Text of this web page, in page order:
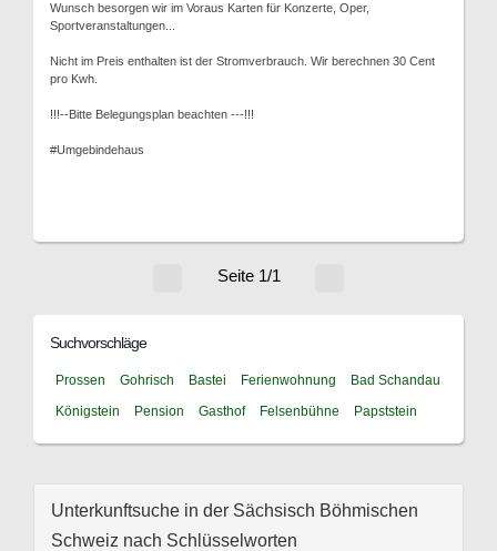
Wunsch besorgen wir im Voraus Karten für Konzerte, Oper,
Sportveranstaltungen...
Nicht im Preis enthalten ist der Stromverbrauch. Wir berechnen 30 Cent
pro Kwh.
!!!--Bitte Belegungsplan beachten ---!!!
#Umgebindehaus
Seite 1/1
Suchvorschläge
Prossen Gohrisch Bastei Ferienwohnung
Bad Schandau
Königstein
Pension Gasthof Felsenbühne Papststein
Unterkunftsuche in der Sächsisch Böhmischen
Schweiz nach Schlüsselworten